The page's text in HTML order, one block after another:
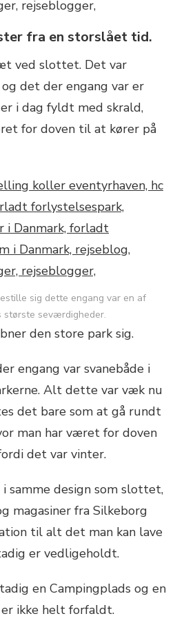
fra en storslået tid.
ved slottet. Det var
det der engang var er
i dag fyldt med skrald,
for doven til at kører på
sig dette engang var en af
største seværdigheder.
den store park sig.
engang var svanebåde i
Alt dette var væk nu
det bare som at gå rundt
man har været for doven
det var vinter.
samme design som slottet,
magasiner fra Silkeborg
til alt det man kan lave
er vedligeholdt.
en Campingplads og en
ikke helt forfaldt.